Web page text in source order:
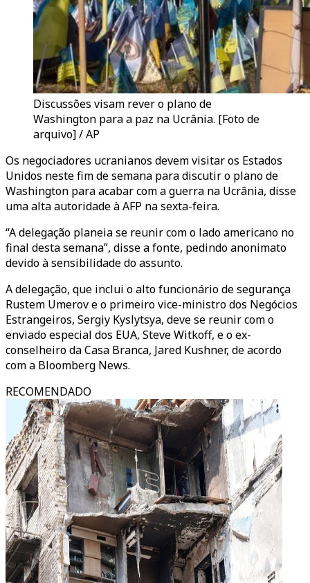
Discussões visam rever o plano de
Washington para a paz na Ucrânia. [Foto de
arquivo] / AP
Os negociadores ucranianos devem visitar os Estados
Unidos neste fim de semana para discutir o plano de
Washington para acabar com a guerra na Ucrânia, disse
uma alta autoridade à AFP na sexta-feira.
“A delegação planeia se reunir com o lado americano no
final desta semana”, disse a fonte, pedindo anonimato
devido à sensibilidade do assunto.
A delegação, que inclui o alto funcionário de segurança
Rustem Umerov e o primeiro vice-ministro dos Negócios
Estrangeiros, Sergiy Kyslytsya, deve se reunir com o
enviado especial dos EUA, Steve Witkoff, e o ex-
conselheiro da Casa Branca, Jared Kushner, de acordo
com a Bloomberg News.
RECOMENDADO